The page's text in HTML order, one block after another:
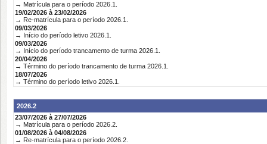
→ Matrícula para o período 2026.1.
19/02/2026 à 23/02/2026
→ Re-matrícula para o período 2026.1.
09/03/2026
→ Início do período letivo 2026.1.
09/03/2026
→ Início do período trancamento de turma 2026.1.
20/04/2026
→ Término do período trancamento de turma 2026.1.
18/07/2026
→ Término do período letivo 2026.1.
2026.2
23/07/2026 à 27/07/2026
→ Matrícula para o período 2026.2.
01/08/2026 à 04/08/2026
→ Re-matrícula para o período 2026.2.